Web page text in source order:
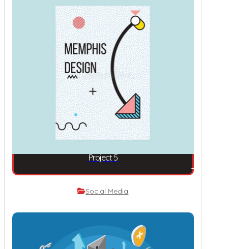
Project 5
Social Media